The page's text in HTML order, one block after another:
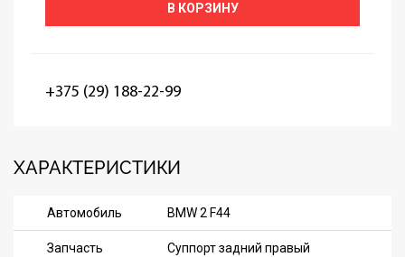
В КОРЗИНУ
+375 (29) 188-22-99
ХАРАКТЕРИСТИКИ
Автомобиль BMW 2 F44
Запчасть Суппорт задний правый